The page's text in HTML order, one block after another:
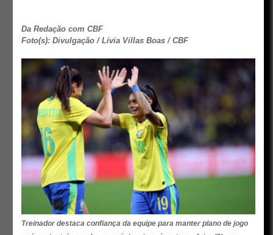
Da Redação com CBF
Foto(s): Divulgação / Lívia Villas Boas / CBF
Treinador destaca confiança da equipe para manter plano de jogo